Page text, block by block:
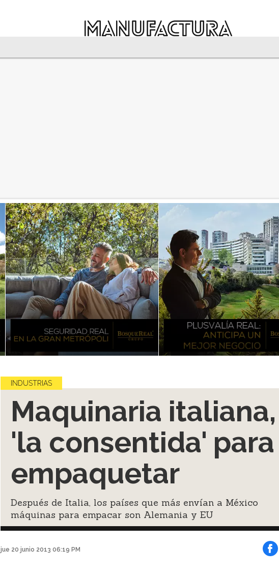
INDUSTRIAS
Maquinaria italiana,
'la consentida' para
empaquetar
Después de Italia, los países que más envían a México
máquinas para empacar son Alemania y EU
jue 20 junio 2013 06:19 PM